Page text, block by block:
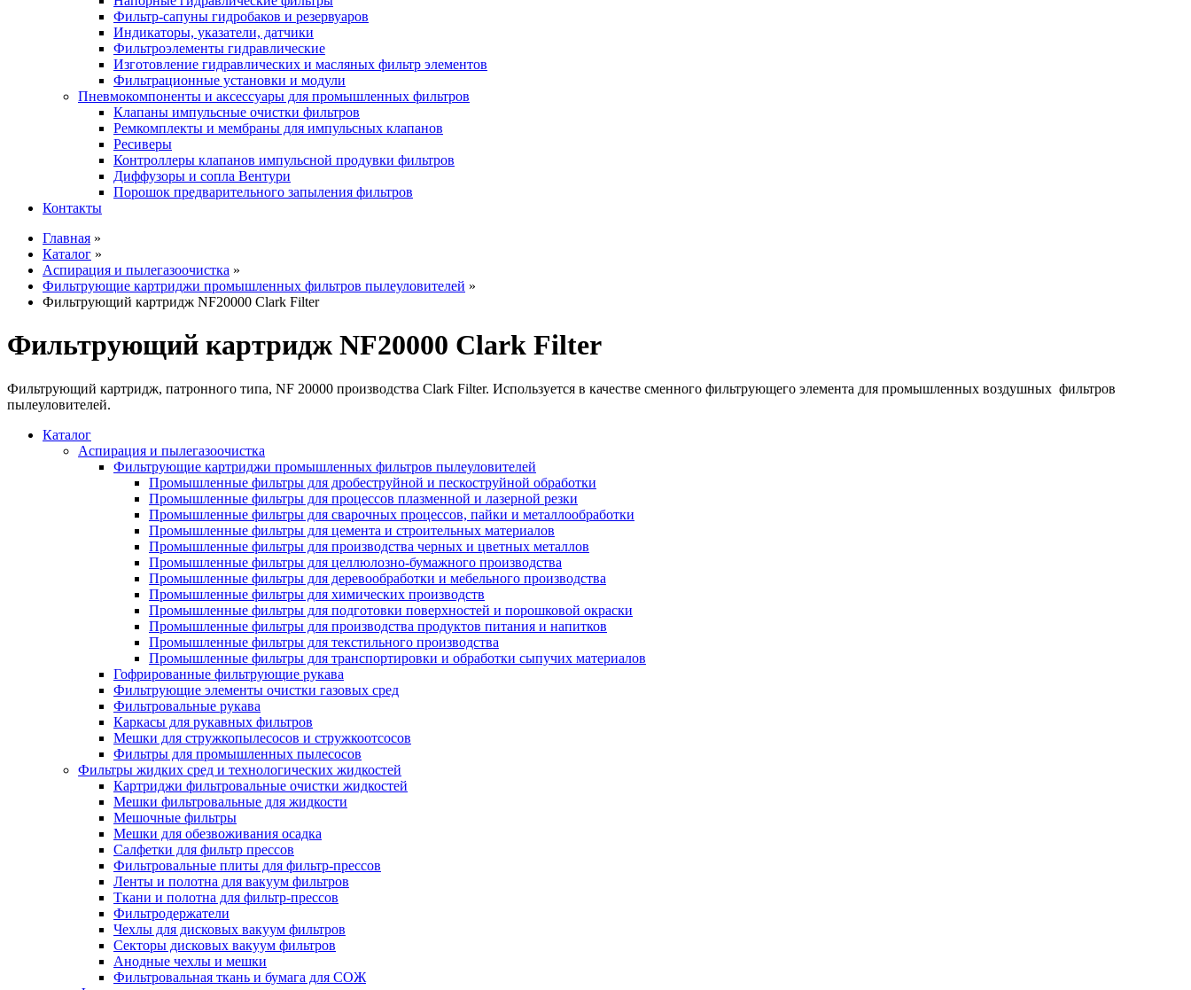
Фильтр-сапуны гидробаков и резервуаров
Индикаторы, указатели, датчики
Фильтроэлементы гидравлические
Изготовление гидравлических и масляных фильтр элементов
Фильтрационные установки и модули
Пневмокомпоненты и аксессуары для промышленных фильтров
Клапаны импульсные очистки фильтров
Ремкомплекты и мембраны для импульсных клапанов
Ресиверы
Контроллеры клапанов импульсной продувки фильтров
Диффузоры и сопла Вентури
Порошок предварительного запыления фильтров
Контакты
Главная »
Каталог »
Аспирация и пылегазоочистка »
Фильтрующие картриджи промышленных фильтров пылеуловителей »
Фильтрующий картридж NF20000 Clark Filter
Фильтрующий картридж NF20000 Clark Filter
Фильтрующий картридж, патронного типа, NF 20000 производства Clark Filter. Используется в качестве сменного фильтрующего элемента для промышленных воздушных фильтров
пылеуловителей.
Каталог
Аспирация и пылегазоочистка
Фильтрующие картриджи промышленных фильтров пылеуловителей
Промышленные фильтры для дробеструйной и пескоструйной обработки
Промышленные фильтры для процессов плазменной и лазерной резки
Промышленные фильтры для сварочных процессов, пайки и металлообработки
Промышленные фильтры для цемента и строительных материалов
Промышленные фильтры для производства черных и цветных металлов
Промышленные фильтры для целлюлозно-бумажного производства
Промышленные фильтры для деревообработки и мебельного производства
Промышленные фильтры для химических производств
Промышленные фильтры для подготовки поверхностей и порошковой окраски
Промышленные фильтры для производства продуктов питания и напитков
Промышленные фильтры для текстильного производства
Промышленные фильтры для транспортировки и обработки сыпучих материалов
Гофрированные фильтрующие рукава
Фильтрующие элементы очистки газовых сред
Фильтровальные рукава
Каркасы для рукавных фильтров
Мешки для стружкопылесосов и стружкоотсосов
Фильтры для промышленных пылесосов
Фильтры жидких сред и технологических жидкостей
Картриджи фильтровальные очистки жидкостей
Мешки фильтровальные для жидкости
Мешочные фильтры
Мешки для обезвоживания осадка
Салфетки для фильтр прессов
Фильтровальные плиты для фильтр-прессов
Ленты и полотна для вакуум фильтров
Ткани и полотна для фильтр-прессов
Фильтродержатели
Чехлы для дисковых вакуум фильтров
Секторы дисковых вакуум фильтров
Анодные чехлы и мешки
Фильтровальная ткань и бумага для СОЖ